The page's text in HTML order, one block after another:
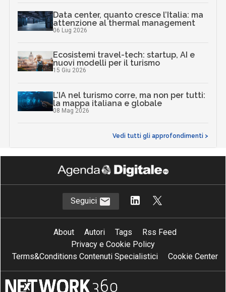
Data center, quanto cresce l’Italia: ma
attenzione al thermal management
06 Lug 2026
Ecosistemi travel-tech: startup, AI e
nuovi modelli per il turismo
15 Giu 2026
L’IA nel turismo corre, ma non per tutti:
la mappa italiana e globale
08 Mag 2026
Vedi tutti gli approfondimenti >
Seguici
About Autori Tags
Rss Feed
Privacy e Cookie Policy
Terms&Conditions Contenuti Specialistici
Cookie Center